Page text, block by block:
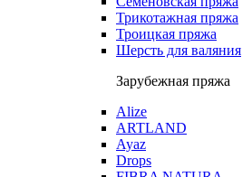
Трикотажная пряжа
Троицкая пряжа
Шерсть для валяния
Зарубежная пряжа
Alize
ARTLAND
Ayaz
Drops